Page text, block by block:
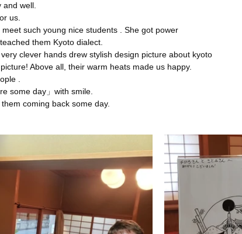
well.
us.
such young nice students . She got power
them Kyoto dialect.
clever hands drew stylish design picture about kyoto
Above all, their warm heats made us happy.
.
some day」with smile.
coming back some day.